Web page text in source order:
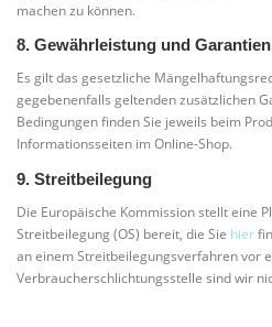
machen zu können.
8. Gewährleistung und Garantien
Es gilt das gesetzliche
gegebenenfalls geltenden zusätzlichen
Bedingungen finden Sie jeweils beim
Informationsseiten im Online-Shop.
9. Streitbeilegung
Die Europäische Kommission stellt eine
Streitbeilegung (OS) bereit, die Sie hier
an einem Streitbeilegungsverfahren vor
Verbraucherschlichtungsstelle sind wir